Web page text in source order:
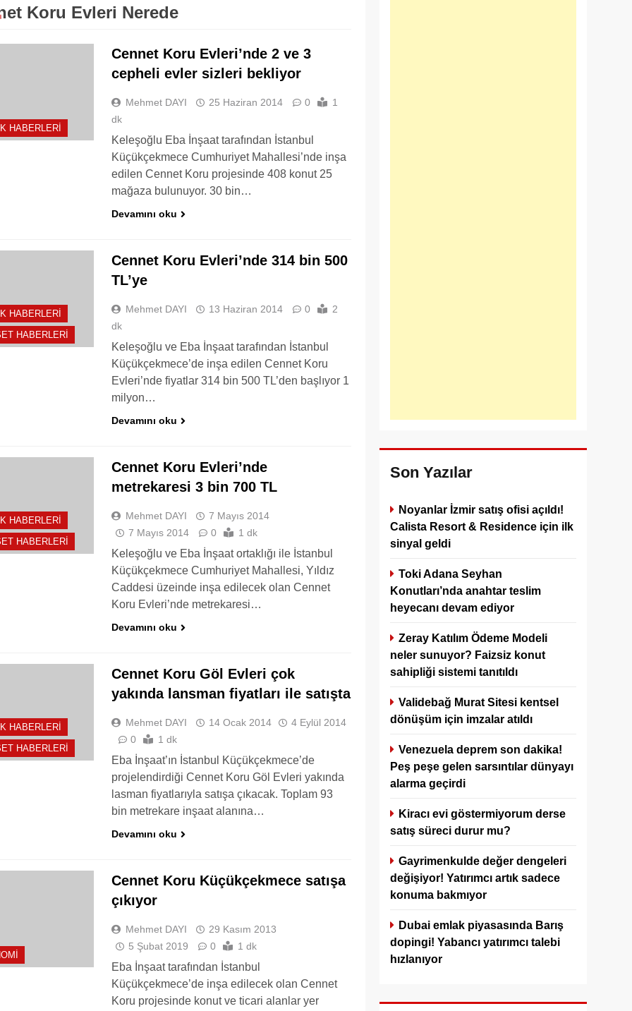
Koru Evleri Nerede
HABERLERI
Cennet Koru Evleri’nde 2 ve 3
cepheli evler sizleri bekliyor
Mehmet DAYI 25 Haziran 2014 0
1
dk
Keleşoğlu Eba İnşaat tarafından İstanbul
Küçükçekmece Cumhuriyet Mahallesi’nde inşa
edilen Cennet Koru projesinde 408 konut 25
mağaza bulunuyor. 30 bin…
Devamını oku
HABERLERI
HABERLERI
Cennet Koru Evleri’nde 314 bin 500
TL’ye
Mehmet DAYI 13 Haziran 2014 0
2
dk
Keleşoğlu ve Eba İnşaat tarafından İstanbul
Küçükçekmece’de inşa edilen Cennet Koru
Evleri’nde fiyatlar 314 bin 500 TL’den başlıyor 1
milyon…
Devamını oku
HABERLERI
HABERLERI
Cennet Koru Evleri’nde
metrekaresi 3 bin 700 TL
Mehmet DAYI
7 Mayıs 2014
7 Mayıs 2014
0 1 dk
Keleşoğlu ve Eba İnşaat ortaklığı ile İstanbul
Küçükçekmece Cumhuriyet Mahallesi, Yıldız
Caddesi üzeinde inşa edilecek olan Cennet
Koru Evleri’nde metrekaresi…
Devamını oku
HABERLERI
HABERLERI
Cennet Koru Göl Evleri çok
yakında lansman fiyatları ile satışta
Mehmet DAYI 14 Ocak 2014
4 Eylül 2014
0
1 dk
Eba İnşaat’ın İstanbul Küçükçekmece’de
projelendirdiği Cennet Koru Göl Evleri yakında
lasman fiyatlarıyla satışa çıkacak. Toplam 93
bin metrekare inşaat alanına…
Devamını oku
Cennet Koru Küçükçekmece satışa
çıkıyor
Mehmet DAYI
29 Kasım 2013
5 Şubat 2019
0 1 dk
Eba İnşaat tarafından İstanbul
Küçükçekmece’de inşa edilecek olan Cennet
Koru projesinde konut ve ticari alanlar yer
Son Yazılar
Noyanlar İzmir satış ofisi açıldı!
Calista Resort & Residence için ilk
sinyal geldi
Toki Adana Seyhan
Konutları’nda anahtar teslim
heyecanı devam ediyor
Zeray Katılım Ödeme Modeli
neler sunuyor? Faizsiz konut
sahipliği sistemi tanıtıldı
Validebağ Murat Sitesi kentsel
dönüşüm için imzalar atıldı
Venezuela deprem son dakika!
Peş peşe gelen sarsıntılar dünyayı
alarma geçirdi
Kiracı evi göstermiyorum derse
satış süreci durur mu?
Gayrimenkulde değer dengeleri
değişiyor! Yatırımcı artık sadece
konuma bakmıyor
Dubai emlak piyasasında Barış
dopingi! Yabancı yatırımcı talebi
hızlanıyor